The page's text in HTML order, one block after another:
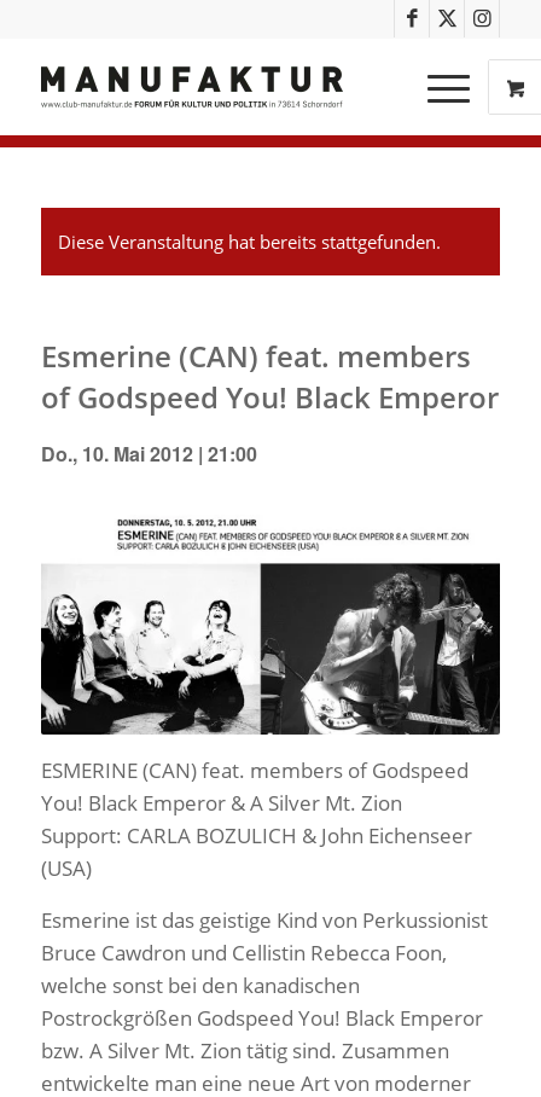
Diese Veranstaltung hat bereits stattgefunden.
Esmerine (CAN) feat. members
of Godspeed You! Black Emperor
Do., 10. Mai 2012 | 21:00
ESMERINE (CAN) feat. members of Godspeed
You! Black Emperor & A Silver Mt. Zion
Support: CARLA BOZULICH & John Eichenseer
(USA)
Esmerine ist das geistige Kind von Perkussionist
Bruce Cawdron und Cellistin Rebecca Foon,
welche sonst bei den kanadischen
Postrockgrößen Godspeed You! Black Emperor
bzw. A Silver Mt. Zion tätig sind. Zusammen
entwickelte man eine neue Art von moderner